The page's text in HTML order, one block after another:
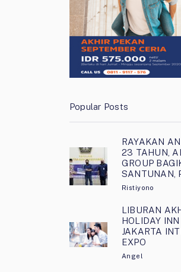
Popular Posts
RAYAKAN
23 TAHUN,
GROUP
SANTUNAN,
Ristiyono
LIBURAN
HOLIDAY
JAKARTA
EXPO
Angel